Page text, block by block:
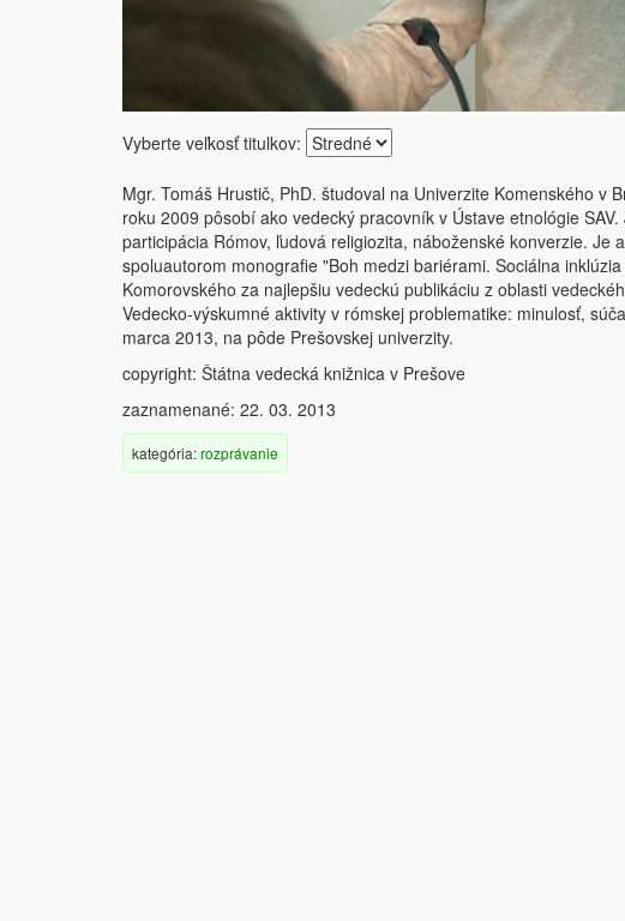
Vyberte veľkosť titulkov:
Mgr. Tomáš Hrustič, PhD. študoval na Univerzite Komenského v
roku 2009 pôsobí ako vedecký pracovník v Ústave etnológie
participácia Rómov, ľudová religiozita, náboženské konverzie.
spoluautorom monografie "Boh medzi bariérami. Sociálna
Komorovského za najlepšiu vedeckú publikáciu z oblasti
Vedecko-výskumné aktivity v rómskej problematike: minulosť,
marca 2013, na pôde Prešovskej univerzity.
copyright: Štátna vedecká knižnica v Prešove
zaznamenané: 22. 03. 2013
kategória:rozprávanie